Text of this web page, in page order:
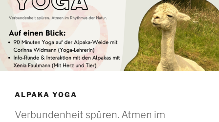
ALPAKA YOGA
Verbundenheit spüren. Atmen im